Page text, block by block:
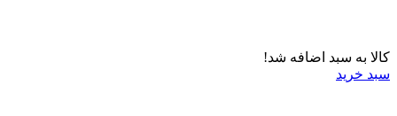
کالا به سبد اضافه شد!
سبد خرید